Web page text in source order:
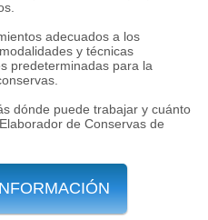
adecuados a los
y técnicas
predeterminadas para la
dónde puede trabajar y cuánto
de Conservas de